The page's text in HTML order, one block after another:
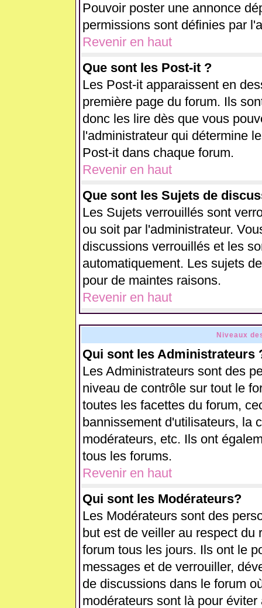
Pouvoir poster une annonce
permissions sont définies par
Revenir en haut
Que sont les Post-it ?
Les Post-it apparaissent en
première page du forum. Ils
donc les lire dès que vous
l'administrateur qui détermine
Post-it dans chaque forum.
Revenir en haut
Que sont les Sujets de
Les Sujets verrouillés sont
ou soit par l'administrateur.
discussions verrouillés et les
automatiquement. Les sujets
pour de maintes raisons.
Revenir en haut
Niveaux
Qui sont les Administrateurs
Les Administrateurs sont des
niveau de contrôle sur tout le
toutes les facettes du forum,
bannissement d'utilisateurs, la
modérateurs, etc. Ils ont
tous les forums.
Revenir en haut
Qui sont les Modérateurs?
Les Modérateurs sont des
but est de veiller au respect du
forum tous les jours. Ils ont le
messages et de verrouiller,
de discussions dans le forum
modérateurs sont là pour